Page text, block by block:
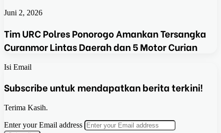
Juni 2, 2026
Tim URC Polres Ponorogo Amankan Tersangka
Curanmor Lintas Daerah dan 5 Motor Curian
Isi Email
Subscribe untuk mendapatkan berita terkini!
Terima Kasih.
Enter your Email address